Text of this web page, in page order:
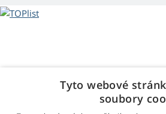
Tyto webové
soubory